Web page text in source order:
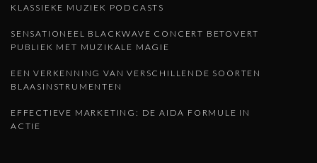
n
KLASSIEKE MUZIEK PODCASTS
SENSATIONEEL BLACKWAVE CONCERT BETOVERT
PUBLIEK MET MUZIKALE MAGIE
EEN VERKENNING VAN VERSCHILLENDE SOORTEN
BLAASINSTRUMENTEN
EFFECTIEVE MARKETING: DE AIDA FORMULE IN
ACTIE